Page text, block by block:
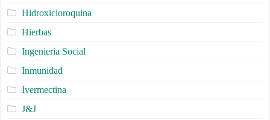
Hidroxicloroquina
Hierbas
Ingenieria Social
Inmunidad
Ivermectina
J&J